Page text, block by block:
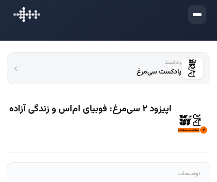
ورود
پادکست
پادکست سی‌مرغ
اپیزود ۲ سی‌مرغ:‌ فوبیای ام‌اس و زندگی آزاده
توضیحات